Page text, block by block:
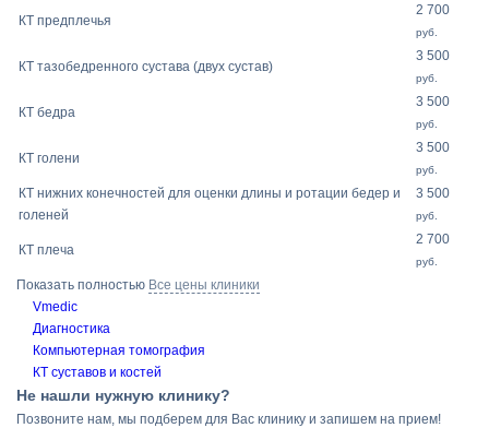
КТ предплечья
2 700
руб.
КТ тазобедренного сустава (двух сустав)
3 500
руб.
КТ бедра
3 500
руб.
КТ голени
3 500
руб.
КТ нижних конечностей для оценки длины и ротации бедер и
голеней
3 500
руб.
КТ плеча
2 700
руб.
Показать полностью Все цены клиники
Vmedic
Диагностика
Компьютерная томография
КТ суставов и костей
Не нашли нужную клинику?
Позвоните нам, мы подберем для Вас клинику и запишем на прием!